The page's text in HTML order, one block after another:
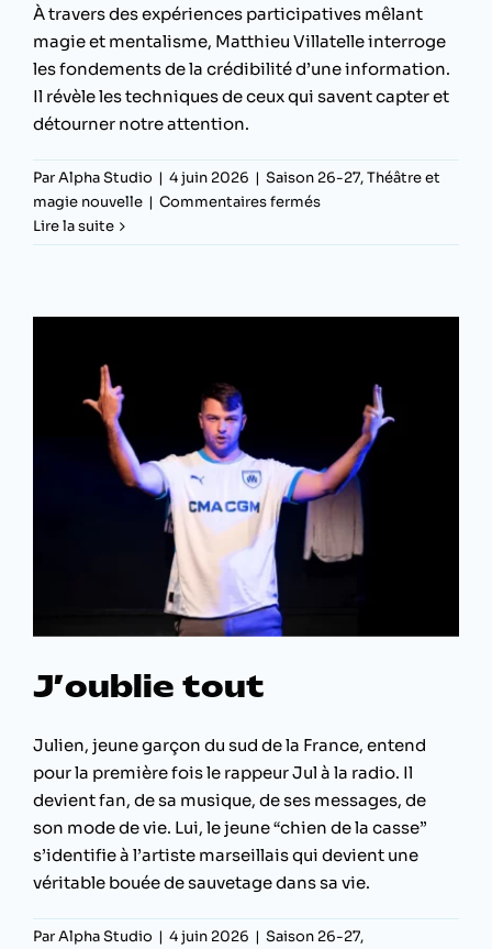
À travers des expériences participatives mêlant
magie et mentalisme, Matthieu Villatelle interroge
les fondements de la crédibilité d’une information.
Il révèle les techniques de ceux qui savent capter et
détourner notre attention.
ParAlpha Studio | 4 juin 2026 | Saison 26-27,Théâtre et
magie nouvelle | Commentaires ferméssur
Variable
Lire la suite
J’oublie tout
Julien, jeune garçon du sud de la France, entend
pour la première fois le rappeur Jul à la radio. Il
devient fan, de sa musique, de ses messages, de
son mode de vie. Lui, le jeune “chien de la casse”
s’identifie à l’artiste marseillais qui devient une
véritable bouée de sauvetage dans sa vie.
ParAlpha Studio | 4 juin 2026 | Saison 26-27,